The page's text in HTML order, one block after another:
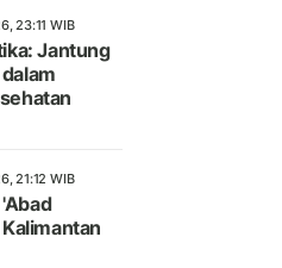
23:11 WIB
Jantung
21:12 WIB